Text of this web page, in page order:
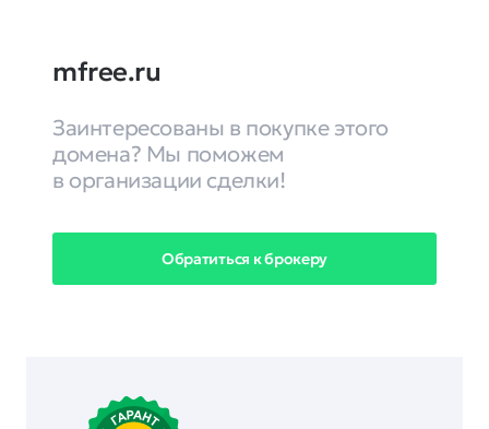
mfree.ru
Заинтересованы в покупке этого
домена? Мы поможем
в организации сделки!
Обратиться к брокеру